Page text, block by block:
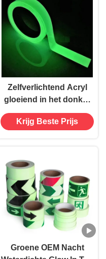
Zelfverlichtend Acryl
gloeiend in het donker
Tape voor eend
afdrukbaar
Krijg Beste Prijs
Groene OEM Nacht